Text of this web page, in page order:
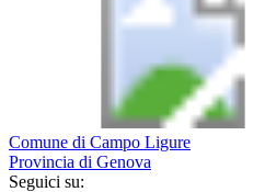
Comune di Campo Ligure
Provincia di Genova
Seguici su: